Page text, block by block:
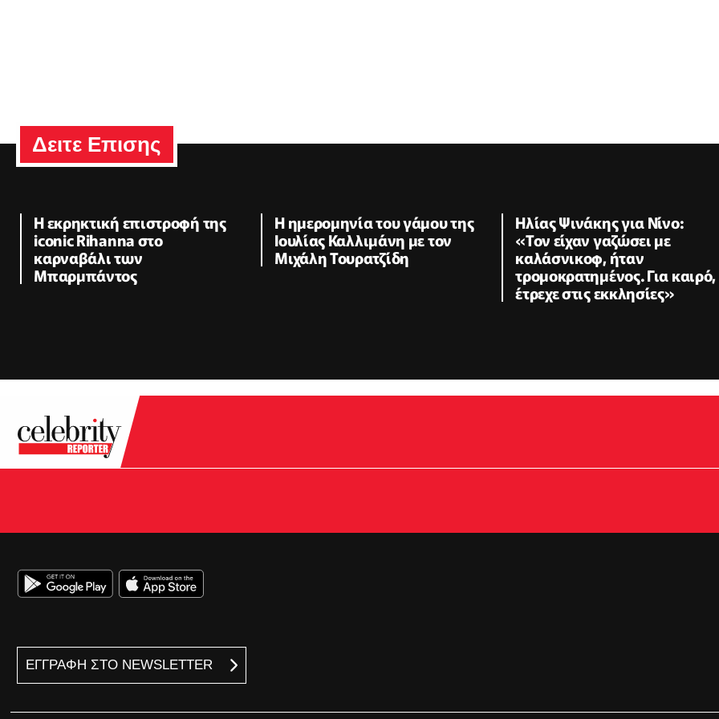
Δειτε Επισης
Η εκρηκτική επιστροφή της
iconic Rihanna στο
καρναβάλι των
Μπαρμπάντος
Η ημερομηνία του γάμου της
Ιουλίας Καλλιμάνη με τον
Μιχάλη Τουρατζίδη
Ηλίας Ψινάκης για Νίνο:
«Τον είχαν γαζώσει με
καλάσνικοφ, ήταν
τρομοκρατημένος. Για καιρό,
έτρεχε στις εκκλησίες»
ΕΓΓΡΑΦΗ ΣΤΟ NEWSLETTER